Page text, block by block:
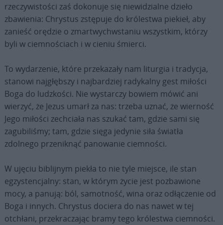
rzeczywistości zaś dokonuje się niewidzialne dzieło
zbawienia: Chrystus zstępuje do królestwa piekieł, aby
zanieść orędzie o zmartwychwstaniu wszystkim, którzy
byli w ciemnościach i w cieniu śmierci.
To wydarzenie, które przekazały nam liturgia i tradycja,
stanowi najgłębszy i najbardziej radykalny gest miłości
Boga do ludzkości. Nie wystarczy bowiem mówić ani
wierzyć, że Jezus umarł za nas: trzeba uznać, że wierność
Jego miłości zechciała nas szukać tam, gdzie sami się
zagubiliśmy; tam, gdzie sięga jedynie siła światła
zdolnego przeniknąć panowanie ciemności.
W ujęciu biblijnym piekła to nie tyle miejsce, ile stan
egzystencjalny: stan, w którym życie jest pozbawione
mocy, a panują: ból, samotność, wina oraz odłączenie od
Boga i innych. Chrystus dociera do nas nawet w tej
otchłani, przekraczając bramy tego królestwa ciemności.